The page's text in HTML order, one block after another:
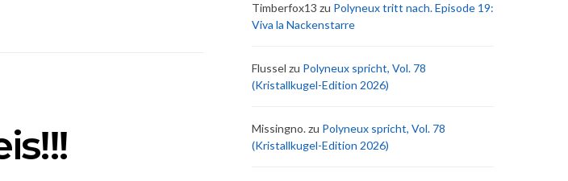
Timberfox13 zu Polyneux tritt nach. Episode 19:
Viva la Nackenstarre
Flussel zu Polyneux spricht, Vol. 78
(Kristallkugel-Edition 2026)
Missingno.zu Polyneux spricht, Vol. 78
(Kristallkugel-Edition 2026)